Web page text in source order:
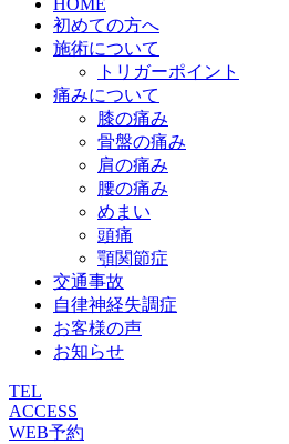
初めての方へ
施術について
トリガーポイント
痛みについて
膝の痛み
骨盤の痛み
肩の痛み
腰の痛み
めまい
頭痛
顎関節症
交通事故
自律神経失調症
お客様の声
お知らせ
TEL
ACCESS
WEB予約